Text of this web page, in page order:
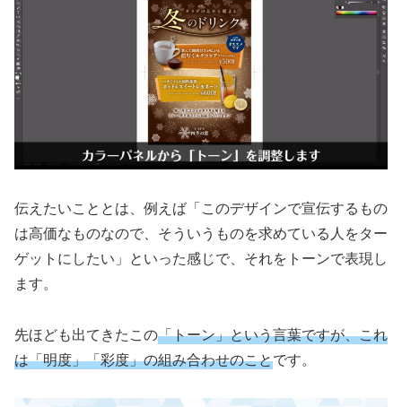
伝えたいこととは、例えば「このデザインで宣伝するもの
は高価なものなので、そういうものを求めている人をター
ゲットにしたい」といった感じで、それをトーンで表現し
ます。
先ほども出てきたこの「トーン」という言葉ですが、これ
は「明度」「彩度」の組み合わせのことです。